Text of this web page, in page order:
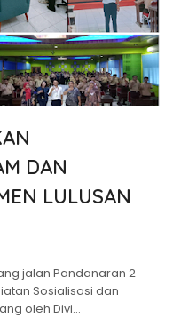
DAN
LULUSAN
jalan Pandanaran 2
Sosialisasi dan
oleh Divi…